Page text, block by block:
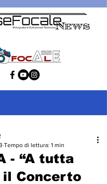
- “A tutta
il Concerto
Tempo di lettura: 1 min